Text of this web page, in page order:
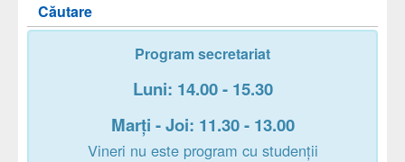
Căutare
Program secretariat
Luni: 14.00 - 15.30
Marți - Joi: 11.30 - 13.00
Vineri nu este program cu studenții